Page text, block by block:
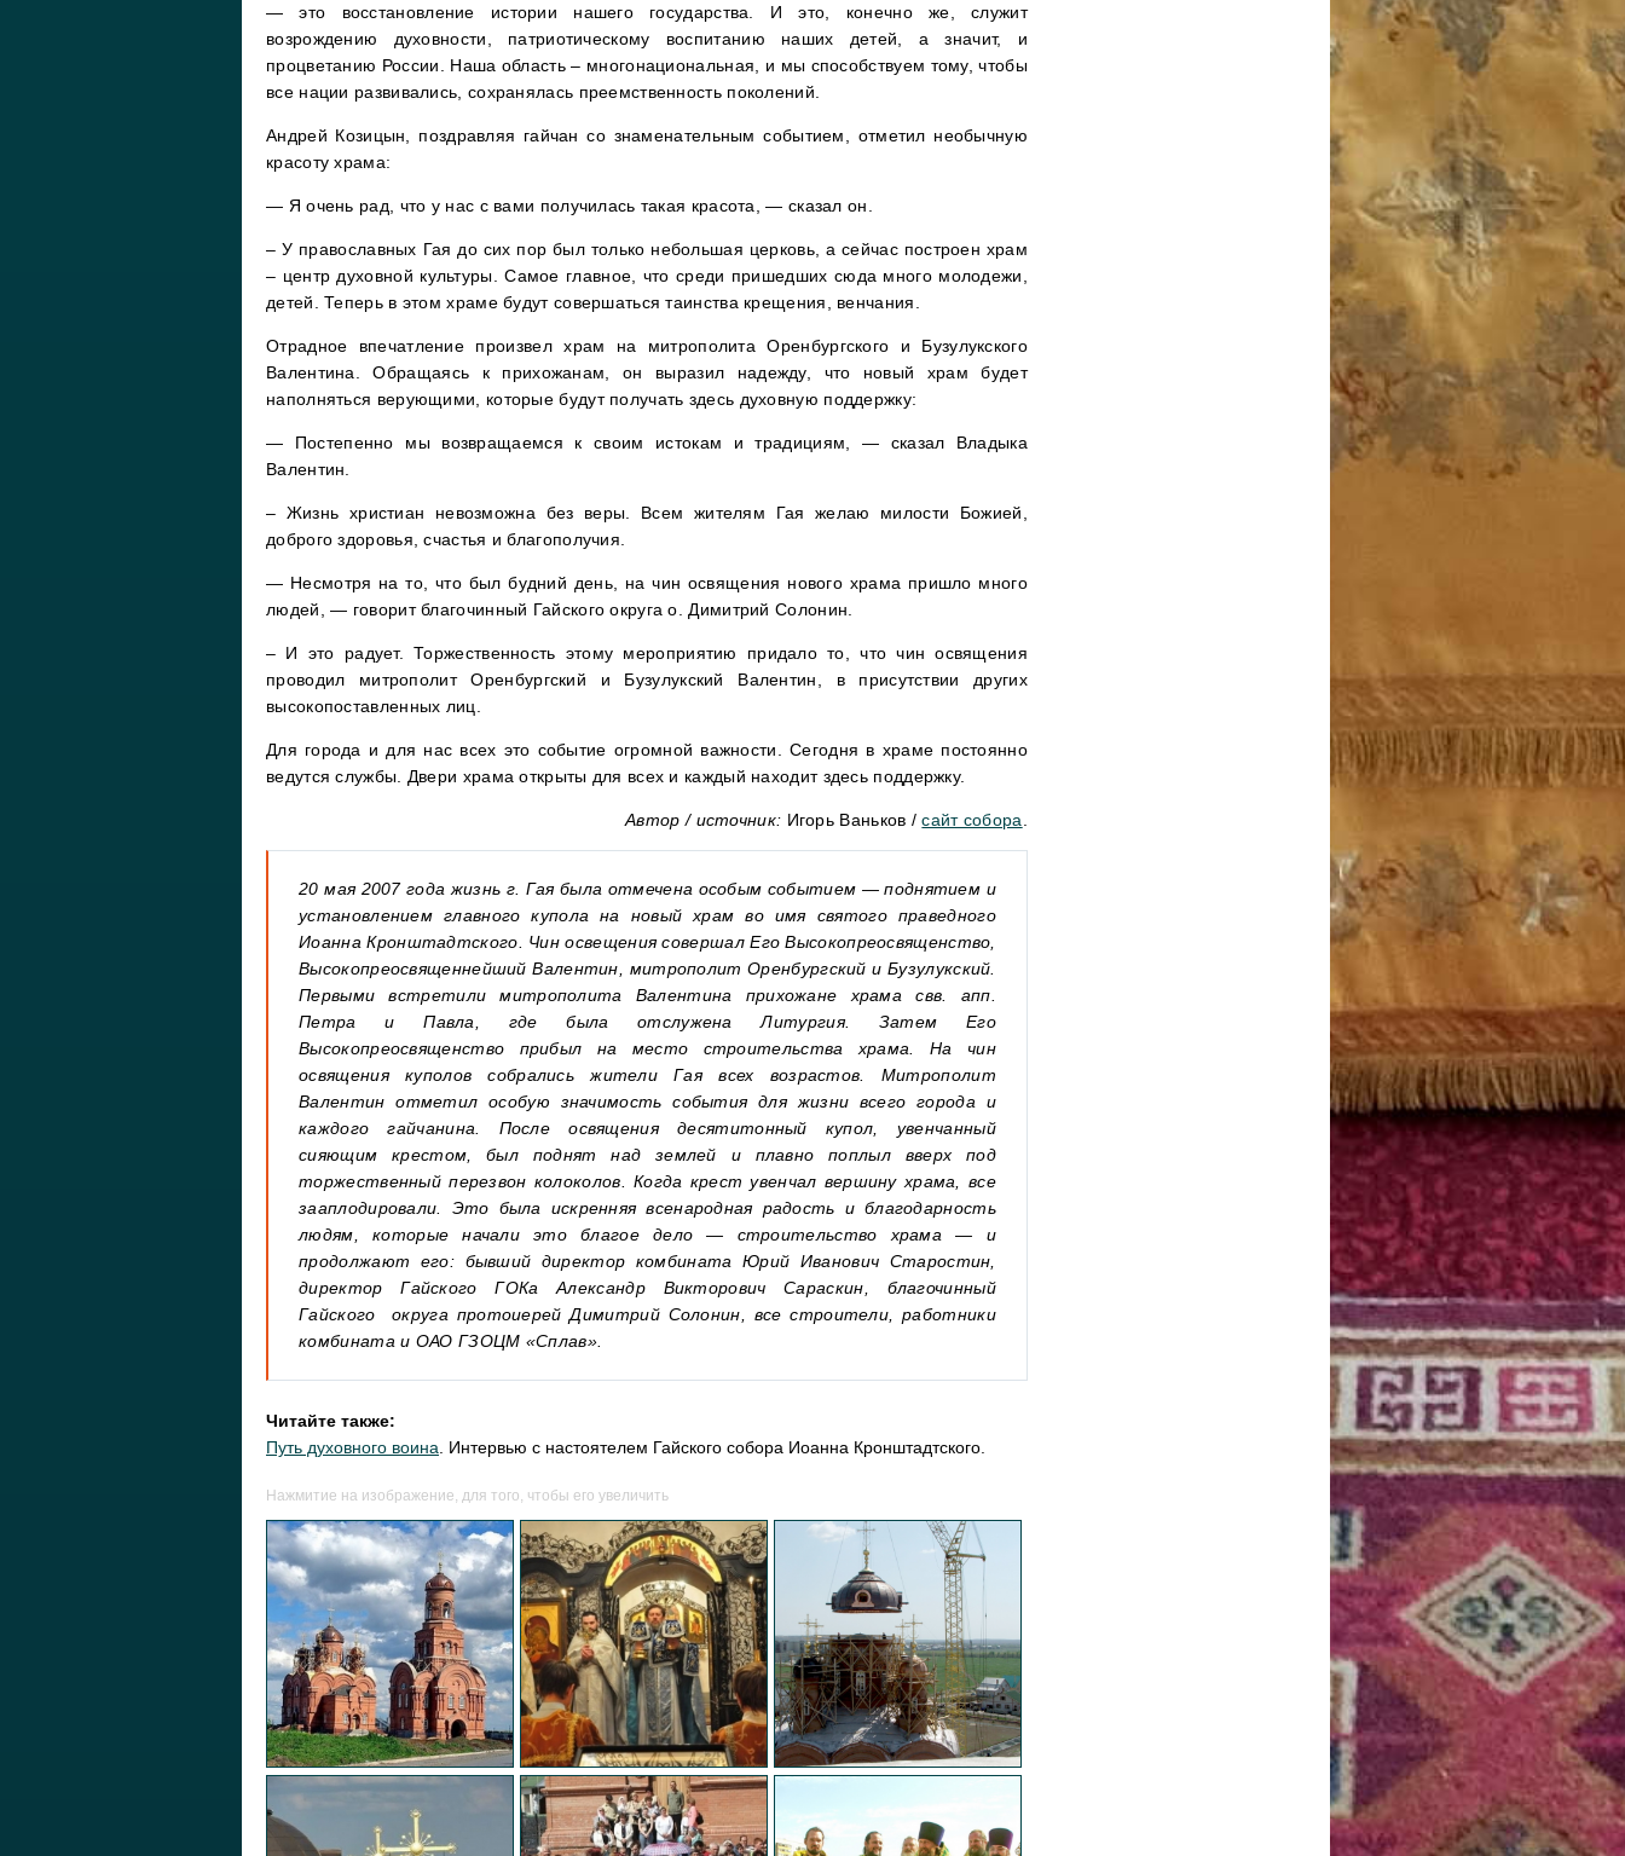
— это восстановление истории нашего государства. И это, конечно же, служит
возрождению духовности, патриотическому воспитанию наших детей, а значит, и
процветанию России. Наша область – многонациональная, и мы способствуем тому, чтобы
все нации развивались, сохранялась преемственность поколений.
Андрей Козицын, поздравляя гайчан со знаменательным событием, отметил необычную
красоту храма:
— Я очень рад, что у нас с вами получилась такая красота, — сказал он.
– У православных Гая до сих пор был только небольшая церковь, а сейчас построен храм
– центр духовной культуры. Самое главное, что среди пришедших сюда много молодежи,
детей. Теперь в этом храме будут совершаться таинства крещения, венчания.
Отрадное впечатление произвел храм на митрополита Оренбургского и Бузулукского
Валентина. Обращаясь к прихожанам, он выразил надежду, что новый храм будет
наполняться верующими, которые будут получать здесь духовную поддержку:
— Постепенно мы возвращаемся к своим истокам и традициям, — сказал Владыка
Валентин.
– Жизнь христиан невозможна без веры. Всем жителям Гая желаю милости Божией,
доброго здоровья, счастья и благополучия.
— Несмотря на то, что был будний день, на чин освящения нового храма пришло много
людей, — говорит благочинный Гайского округа о. Димитрий Солонин.
– И это радует. Торжественность этому мероприятию придало то, что чин освящения
проводил митрополит Оренбургский и Бузулукский Валентин, в присутствии других
высокопоставленных лиц.
Для города и для нас всех это событие огромной важности. Сегодня в храме постоянно
ведутся службы. Двери храма открыты для всех и каждый находит здесь поддержку.
Автор / источник: Игорь Ваньков /сайт собора
20 мая 2007 года жизнь г. Гая была отмечена особым событием — поднятием и
установлением главного купола на новый храм во имя святого праведного
Иоанна Кронштадтского. Чин освещения совершал Его Высокопреосвященство,
Высокопреосвященнейший Валентин, митрополит Оренбургский и Бузулукский.
Первыми встретили митрополита Валентина прихожане храма свв. апп.
Петра и Павла, где была отслужена Литургия. Затем Его
Высокопреосвященство прибыл на место строительства храма. На чин
освящения куполов собрались жители Гая всех возрастов. Митрополит
Валентин отметил особую значимость события для жизни всего города и
каждого гайчанина. После освящения десятитонный купол, увенчанный
сияющим крестом, был поднят над землей и плавно поплыл вверх под
торжественный перезвон колоколов. Когда крест увенчал вершину храма, все
зааплодировали. Это была искренняя всенародная радость и благодарность
людям, которые начали это благое дело — строительство храма — и
продолжают его: бывший директор комбината Юрий Иванович Старостин,
директор Гайского ГОКа Александр Викторович Сараскин, благочинный
Гайского округа протоиерей Димитрий Солонин, все строители, работники
комбината и ОАО ГЗОЦМ «Сплав».
Читайте также:
Путь духовного воина . Интервью с настоятелем Гайского собора Иоанна Кронштадтского.